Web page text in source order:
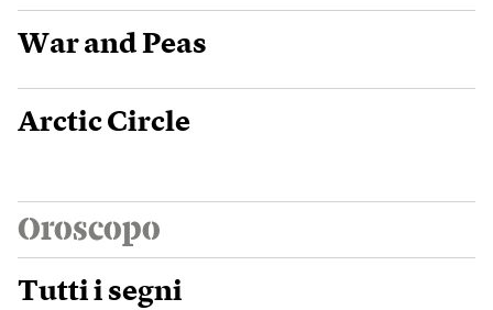
War and Peas
Arctic Circle
Oroscopo
Tutti i segni